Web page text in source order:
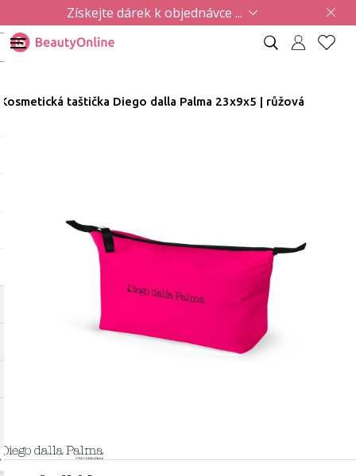
Získejte dárek k objednávce ...
Kosmetická taštička Diego dalla Palma 23x9x5 | růžová